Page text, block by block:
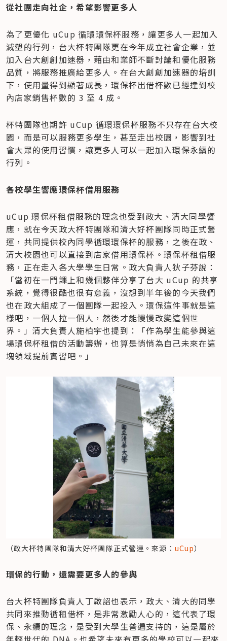
從社團走向社企，希望影響更多人
為了更優化 uCup 循環環保杯服務，讓更多人一起加入
減塑的行列，台大杯特團隊更在今年成立社會企業，並
加入台大創創加速器，藉由和業師不斷討論和優化服務
品質，將服務推廣給更多人。在台大創創加速器的培訓
下，使用量得到顯著成長，環保杯出借杯數已經達到校
內店家銷售杯數的 3 至 4 成。
杯特團隊也期許 uCup 循環環保杯服務不只存在台大校
園，而是可以服務更多學生，甚至走出校園，影響到社
會大眾的使用習慣，讓更多人可以一起加入環保永續的
行列。
各校學生響應環保杯借用服務
uCup 環保杯租借服務的理念也受到政大、清大同學響
應，就在今天政大杯特團隊和清大好杯團隊同時正式營
運，共同提供校內同學循環環保杯的服務，之後在政、
清大校園也可以直接到店家借用環保杯。環保杯租借服
務，正在走入各大學學生日常。政大負責人狄子芬說：
「當初在一門課上和幾個夥伴分享了台大 uCup 的共享
系統，覺得很酷也很有意義，沒想到半年後的今天我們
也在政大組成了一個團隊一起投入。環保這件事就是這
樣吧，一個人拉一個人，然後才能慢慢改變這個世
界。」清大負責人施柏宇也提到：「作為學生能參與這
場環保杯租借的活動籌辦，也算是悄悄為自己未來在這
塊領域提前實習吧。」
（政大杯特團隊和清大好杯團隊正式營運。來源： uCup）
​環保的行動，還需要更多人的參與
台大杯特團隊負責人丁啟詔也表示，政大、清大的同學
共同來推動循租借杯，是非常激勵人心的，這代表了環
保、永續的理念，是受到大學生普遍支持的，這是屬於